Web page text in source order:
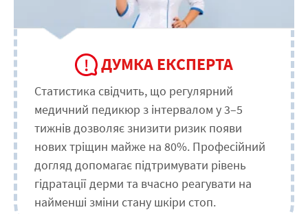
ДУМКА ЕКСПЕРТА
Статистика свідчить, що регулярний
медичний педикюр з інтервалом у 3–5
тижнів дозволяє знизити ризик появи
нових тріщин майже на 80%. Професійний
догляд допомагає підтримувати рівень
гідратації дерми та вчасно реагувати на
найменші зміни стану шкіри стоп.